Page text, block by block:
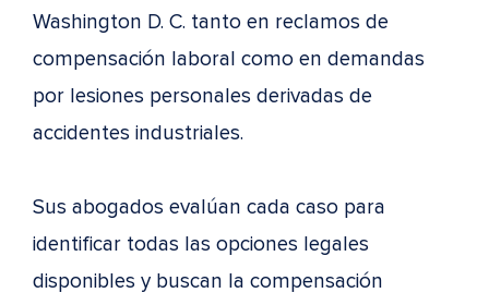
Washington D. C. tanto en reclamos de
compensación laboral como en demandas
por lesiones personales derivadas de
accidentes industriales.
Sus abogados evalúan cada caso para
identificar todas las opciones legales
disponibles y buscan la compensación